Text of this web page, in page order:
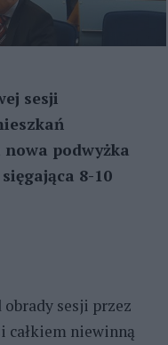
sesji
podwyżka
8-10
sesji przez
całkiem niewinną